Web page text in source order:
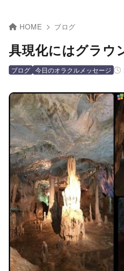
HOME ブログ
具現化にはグラウ
ブログ 今日のオラクルメッセージ